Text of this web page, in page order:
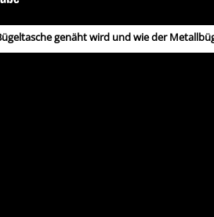
genäht wird und wie der